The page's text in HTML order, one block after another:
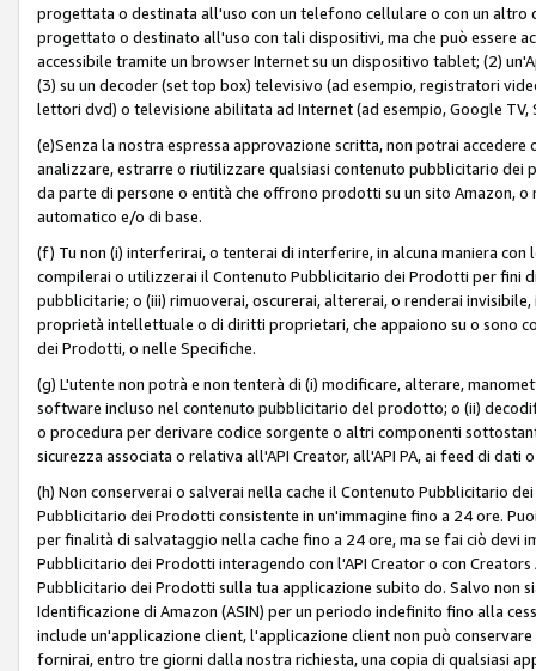
progettata o destinata all'uso con un telefono cellulare o con un
progettato o destinato all'uso con tali dispositivi, ma che può essere
accessibile tramite un browser Internet su un dispositivo tablet; (2)
(3) su un decoder (set top box) televisivo (ad esempio, registratori
lettori dvd) o televisione abilitata ad Internet (ad esempio, Google TV,
(e)Senza la nostra espressa approvazione scritta, non potrai
analizzare, estrarre o riutilizzare qualsiasi contenuto pubblicitario
da parte di persone o entità che offrono prodotti su un sito Amazon,
automatico e/o di base.
(f) Tu non (i) interferirai, o tenterai di interferire, in alcuna maniera
compilerai o utilizzerai il Contenuto Pubblicitario dei Prodotti per
pubblicitarie; o (iii) rimuoverai, oscurerai, altererai, o renderai
proprietà intellettuale o di diritti proprietari, che appaiono su o sono
dei Prodotti, o nelle Specifiche.
(g) L'utente non potrà e non tenterà di (i) modificare, alterare,
software incluso nel contenuto pubblicitario del prodotto; o (ii)
o procedura per derivare codice sorgente o altri componenti
sicurezza associata o relativa all'API Creator, all'API PA, ai feed di
(h) Non conserverai o salverai nella cache il Contenuto Pubblicitario
Pubblicitario dei Prodotti consistente in un'immagine fino a 24 ore.
per finalità di salvataggio nella cache fino a 24 ore, ma se fai ciò
Pubblicitario dei Prodotti interagendo con l'API Creator o con
Pubblicitario dei Prodotti sulla tua applicazione subito do. Salvo non
Identificazione di Amazon (ASIN) per un periodo indefinito fino alla
include un'applicazione client, l'applicazione client non può
fornirai, entro tre giorni dalla nostra richiesta, una copia di qualsiasi